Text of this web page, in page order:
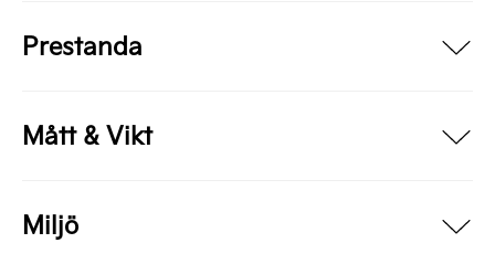
Prestanda
Mått & Vikt
Miljö